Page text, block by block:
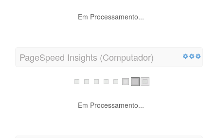
Em Processamento...
PageSpeed Insights (Computador)
Em Processamento...